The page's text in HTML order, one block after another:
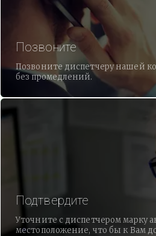
Позвоните
Позвоните диспетчеру нашей
без промедлений.
Подтвердите
Уточните с диспетчером марку
местоположение, что бы к Вам